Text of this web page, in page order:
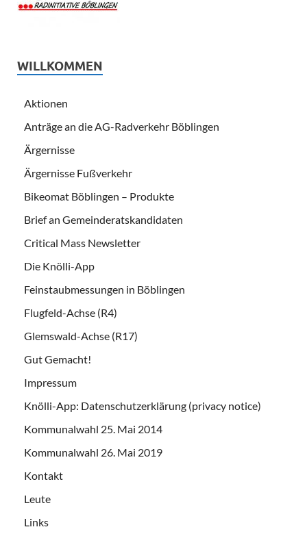
WILLKOMMEN
Aktionen
Anträge an die AG-Radverkehr Böblingen
Ärgernisse
Ärgernisse Fußverkehr
Bikeomat Böblingen – Produkte
Brief an Gemeinderatskandidaten
Critical Mass Newsletter
Die Knölli-App
Feinstaubmessungen in Böblingen
Flugfeld-Achse (R4)
Glemswald-Achse (R17)
Gut Gemacht!
Impressum
Knölli-App: Datenschutzerklärung (privacy notice)
Kommunalwahl 25. Mai 2014
Kommunalwahl 26. Mai 2019
Kontakt
Leute
Links